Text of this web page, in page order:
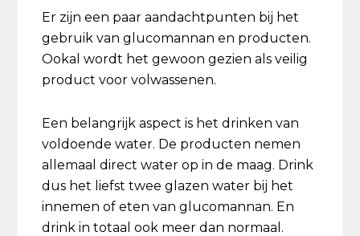
Er zijn een paar aandachtpunten bij het
gebruik van glucomannan en producten.
Ookal wordt het gewoon gezien als veilig
product voor volwassenen.
Een belangrijk aspect is het drinken van
voldoende water. De producten nemen
allemaal direct water op in de maag. Drink
dus het liefst twee glazen water bij het
innemen of eten van glucomannan. En
drink in totaal ook meer dan normaal.